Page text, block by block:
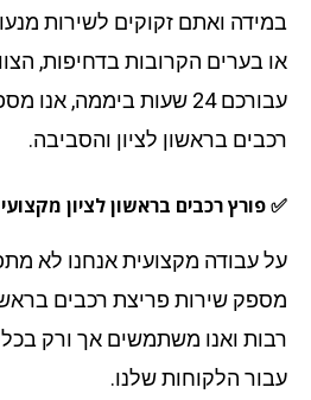
ואתם זקוקים לשירות מנעולן
בערים הקרובות בדחיפות, הצוות
עבורכם 24 שעות ביממה, אנו
בראשון לציון והסביבה.
רכבים בראשון לציון מקצועי
עבודה מקצועית אנחנו לא
שירות פריצת רכבים בראשון
ואנו משתמשים אך ורק בכלים
הלקוחות שלנו.